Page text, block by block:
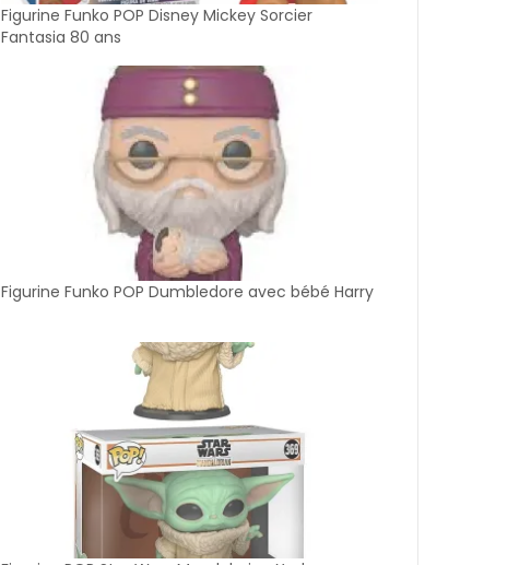
Figurine Funko POP Disney Mickey Sorcier
Fantasia 80 ans
Figurine Funko POP Dumbledore avec bébé Harry